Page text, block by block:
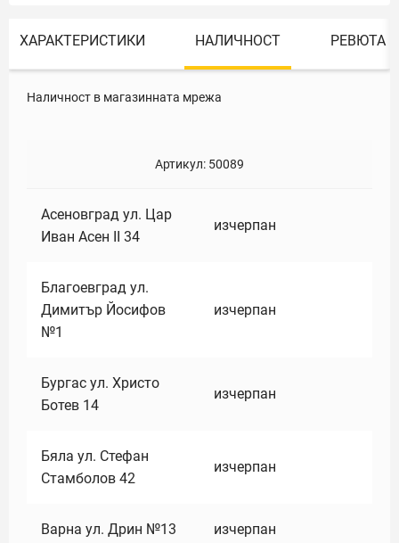
ХАРАКТЕРИСТИКИ НАЛИЧНОСТ РЕВЮТА
Наличност в магазинната мрежа
Артикул: 50089
Асеновград ул. Цар
Иван Асен II 34
изчерпан
Благоевград ул.
Димитър Йосифов
№1
изчерпан
Бургас ул. Христо
Ботев 14
изчерпан
Бяла ул. Стефан
Стамболов 42
изчерпан
Варна ул. Дрин №13 изчерпан